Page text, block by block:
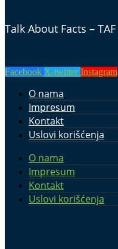
Talk About Facts – TAF
Facebook X-twitter Instagram
O nama
Impresum
Kontakt
Uslovi korišćenja
O nama
Impresum
Kontakt
Uslovi korišćenja